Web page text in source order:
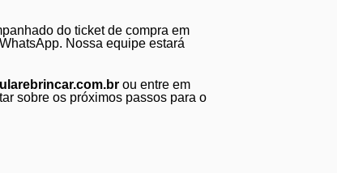
do ticket de compra em
Nossa equipe estará
ou entre em
sobre os próximos passos para o